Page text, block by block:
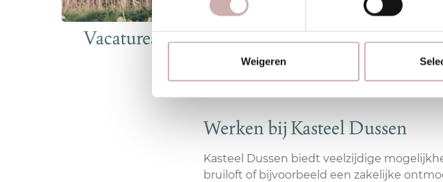
Weigeren
Vacatures bij Kasteel Dussen Vacatures
Werken bij Kasteel Dussen
Kasteel Dussen biedt veelzijdige
bruiloft of bijvoorbeeld een zakelijke